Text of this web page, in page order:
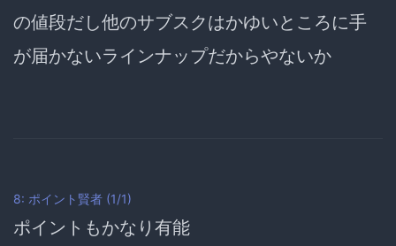
の値段だし他のサブスクはかゆいところに手
が届かないラインナップだからやないか
8: ポイント賢者 (1/1)
ポイントもかなり有能